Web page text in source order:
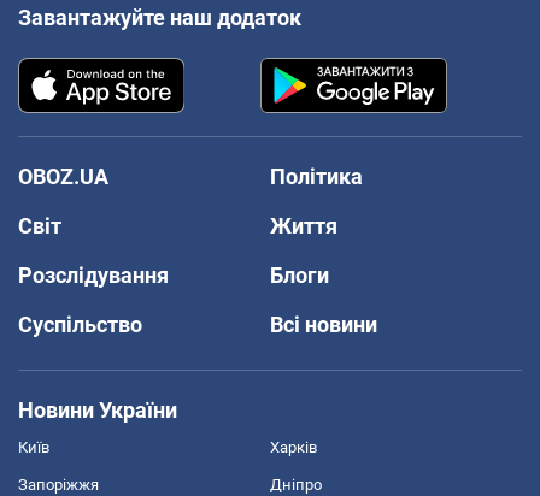
Завантажуйте наш додаток
OBOZ.UA
Політика
Світ
Життя
Розслідування
Блоги
Суспільство
Всі новини
Новини України
Київ Харків
Запоріжжя Дніпро